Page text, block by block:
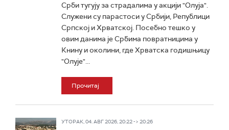
Срби тугују за страдалима у акцији "Олуја".
Служени су парастоси у Србији, Републици
Српској и Хрватској. Посебно тешко у
овим данима је Србима повратницима у
Книну и околини, где Хрватска годишњицу
"Олује"...
Прочитај
УТОРАК, 04. АВГ 2026, 20:22 -> 20:26